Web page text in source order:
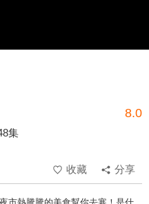
8.0
集
收藏
分享